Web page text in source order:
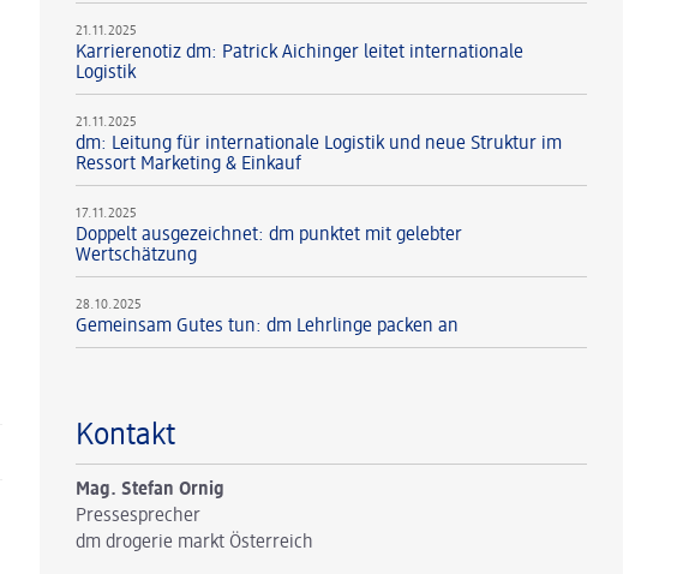
21.11.2025
Karrierenotiz dm: Patrick Aichinger leitet internationale
Logistik
21.11.2025
dm: Leitung für internationale Logistik und neue Struktur im
Ressort Marketing & Einkauf
17.11.2025
Doppelt ausgezeichnet: dm punktet mit gelebter
Wertschätzung
28.10.2025
Gemeinsam Gutes tun: dm Lehrlinge packen an
Kontakt
Mag. Stefan Ornig
Pressesprecher
dm drogerie markt Österreich